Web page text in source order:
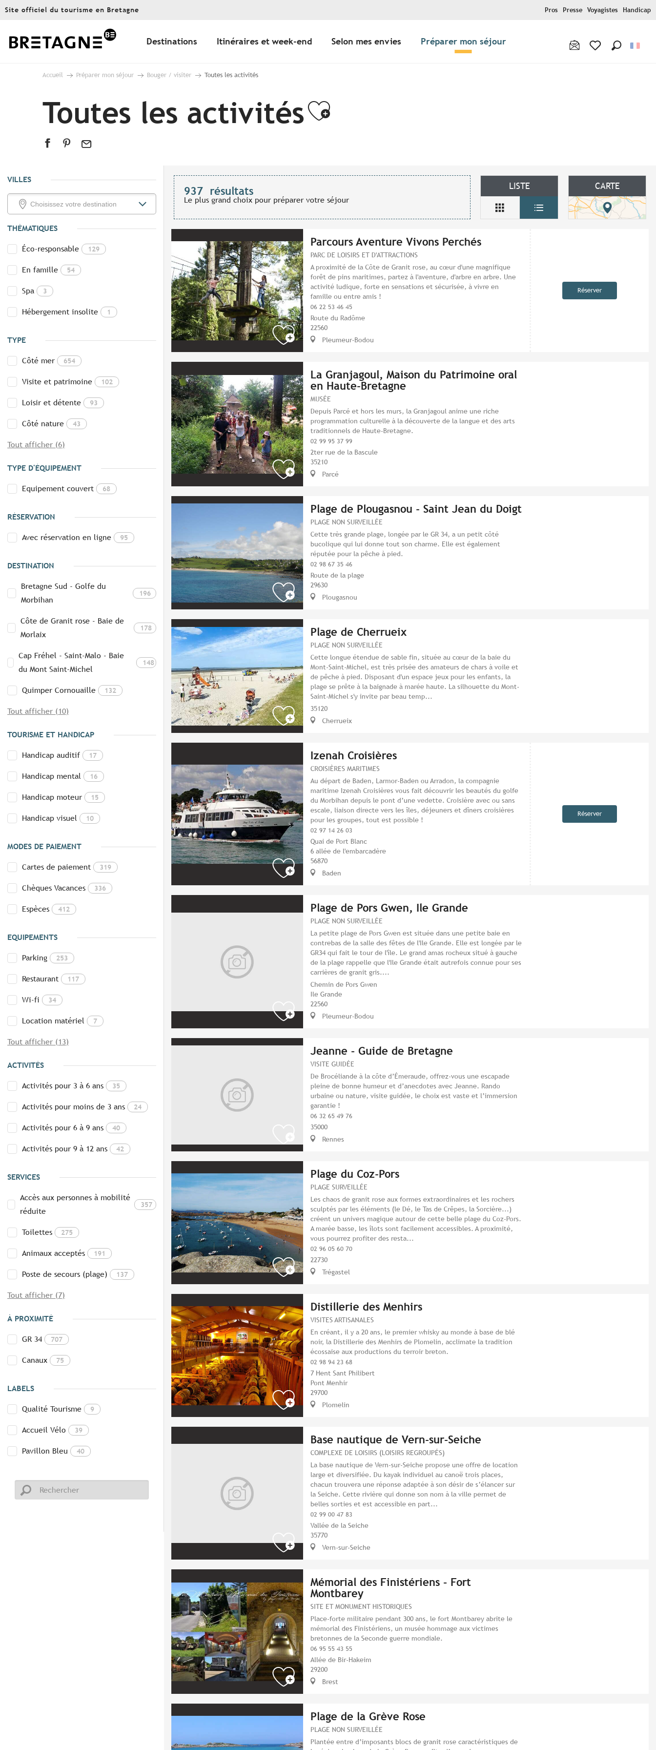
Aller
principal
Site officiel du tourisme en Bretagne Pros Presse Voyagistes Handicap
Destinations Itinéraires et week-end Selon mes envies Préparer mon séjour
Accueil Préparer mon séjour Bouger / visiter Toutes les activités
Toutes les activitésAjouter aux favoris
VILLES
THÉMATIQUES
Éco-responsable 129
En famille 54
Spa 3
Hébergement insolite 1
TYPE
Côté mer 654
Visite et patrimoine 102
Loisir et détente 93
Côté nature 43
Tout afficher (6)
TYPE D'ÉQUIPEMENT
Equipement couvert 68
RÉSERVATION
Avec réservation en ligne 95
DESTINATION
Bretagne Sud - Golfe du
Morbihan
196
Côte de Granit rose - Baie de
Morlaix
178
Cap Fréhel - Saint-Malo - Baie
du Mont Saint-Michel
148
Quimper Cornouaille 132
Tout afficher (10)
TOURISME ET HANDICAP
Handicap auditif 17
Handicap mental 16
Handicap moteur 15
Handicap visuel 10
MODES DE PAIEMENT
Cartes de paiement 319
Chèques Vacances 336
Espèces 412
EQUIPEMENTS
Parking 253
Restaurant 117
Wi-fi 34
Location matériel 7
Tout afficher (13)
ACTIVITÉS
Activités pour 3 à 6 ans 35
Activités pour moins de 3 ans 24
Activités pour 6 à 9 ans 40
Activités pour 9 à 12 ans 42
SERVICES
Accès aux personnes à mobilité
réduite
357
Toilettes 275
Animaux acceptés 191
Poste de secours (plage) 137
Tout afficher (7)
À PROXIMITÉ
GR 34 707
Canaux 75
LABELS
Qualité Tourisme 9
Accueil Vélo 39
Pavillon Bleu 40
937 résultats
Le plus grand choix pour préparer votre séjour
LISTE CARTE
Parcours Aventure Vivons Perchés
PARC DE LOISIRS ET D'ATTRACTIONS
A proximité de la Côte de Granit rose, au cœur d'une magnifique
forêt de pins maritimes, partez à l'aventure, d'arbre en arbre. Une
activité ludique, forte en sensations et sécurisée, à vivre en
famille ou entre amis !
06 22 53 46 45
Route du Radôme
22560
Pleumeur-Bodou
Réserver
La Granjagoul, Maison du Patrimoine oral
en Haute-Bretagne
MUSÉE
Depuis Parcé et hors les murs, la Granjagoul anime une riche
programmation culturelle à la découverte de la langue et des arts
traditionnels de Haute-Bretagne.
02 99 95 37 99
2ter rue de la Bascule
35210
Parcé
Plage de Plougasnou - Saint Jean du Doigt
PLAGE NON SURVEILLÉE
Cette très grande plage, longée par le GR 34, a un petit côté
bucolique qui lui donne tout son charme. Elle est également
réputée pour la pêche à pied.
02 98 67 35 46
Route de la plage
29630
Plougasnou
Plage de Cherrueix
PLAGE NON SURVEILLÉE
Cette longue étendue de sable fin, située au cœur de la baie du
Mont-Saint-Michel, est très prisée des amateurs de chars à voile et
de pêche à pied. Disposant d'un espace jeux pour les enfants, la
plage se prête à la baignade à marée haute. La silhouette du Mont-
Saint-Michel s'y invite par beau temp...
35120
Cherrueix
Izenah Croisières
CROISIÈRES MARITIMES
Au départ de Baden, Larmor-Baden ou Arradon, la compagnie
maritime Izenah Croisières vous fait découvrir les beautés du golfe
du Morbihan depuis le pont d’une vedette. Croisière avec ou sans
escale, liaison directe vers les îles, déjeuners et dîners croisières
pour les groupes, tout est possible !
02 97 14 26 03
Quai de Port Blanc
6 allée de l'embarcadère
56870
Baden
Réserver
Plage de Pors Gwen, Ile Grande
PLAGE NON SURVEILLÉE
La petite plage de Pors Gwen est située dans une petite baie en
contrebas de la salle des fêtes de l'Ile Grande. Elle est longée par le
GR34 qui fait le tour de l'île. Le grand amas rocheux situé à gauche
de la plage rappelle que l'Ile Grande était autrefois connue pour ses
carrières de granit gris....
Chemin de Pors Gwen
Ile Grande
22560
Pleumeur-Bodou
Jeanne - Guide de Bretagne
VISITE GUIDÉE
De Brocéliande à la côte d’Émeraude, offrez-vous une escapade
pleine de bonne humeur et d’anecdotes avec Jeanne. Rando
urbaine ou nature, visite guidée, le choix est vaste et l’immersion
garantie !
06 32 65 49 76
35000
Rennes
Plage du Coz-Pors
PLAGE SURVEILLÉE
Les chaos de granit rose aux formes extraordinaires et les rochers
sculptés par les éléments (le Dé, le Tas de Crêpes, la Sorcière...)
créent un univers magique autour de cette belle plage du Coz-Pors.
A marée basse, les îlots sont facilement accessibles. A proximité,
vous pourrez profiter des resta...
02 96 05 60 70
22730
Trégastel
Distillerie des Menhirs
VISITES ARTISANALES
En créant, il y a 20 ans, le premier whisky au monde à base de blé
noir, la Distillerie des Menhirs de Plomelin, acclimate la tradition
écossaise aux productions du terroir breton.
02 98 94 23 68
7 Hent Sant Philibert
Pont Menhir
29700
Plomelin
Base nautique de Vern-sur-Seiche
COMPLEXE DE LOISIRS (LOISIRS REGROUPÉS)
La base nautique de Vern-sur-Seiche propose une offre de location
large et diversifiée. Du kayak individuel au canoë trois places,
chacun trouvera une réponse adaptée à son désir de s’élancer sur
la Seiche. Cette rivière qui donne son nom à la ville permet de
belles sorties et est accessible en part...
02 99 00 47 83
Vallée de la Seiche
35770
Vern-sur-Seiche
Mémorial des Finistériens - Fort
Montbarey
SITE ET MONUMENT HISTORIQUES
Place-forte militaire pendant 300 ans, le fort Montbarey abrite le
mémorial des Finistériens, un musée hommage aux victimes
bretonnes de la Seconde guerre mondiale.
06 95 55 43 55
Allée de Bir-Hakeim
29200
Brest
Plage de la Grève Rose
PLAGE NON SURVEILLÉE
Plantée entre d’imposants blocs de granit rose caractéristiques de